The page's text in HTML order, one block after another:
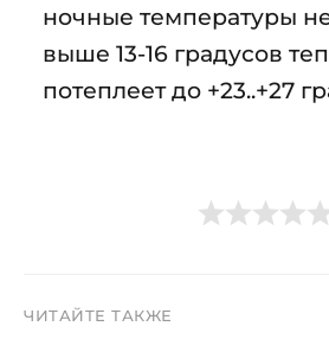
ночные температуры
выше 13-16 градусов
потеплеет до +23..+27
ЧИТАЙТЕ ТАКЖЕ